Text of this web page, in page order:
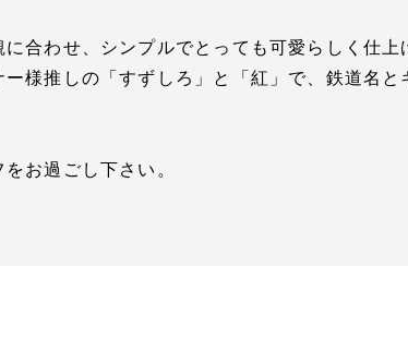
合わせ、シンプルでとっても可愛らしく仕上
ー様推しの「すずしろ」と「紅」で、鉄道名
お過ごし下さい。